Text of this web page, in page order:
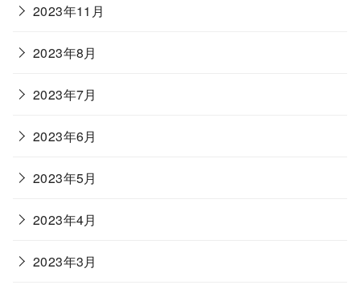
2023年11月
2023年8月
2023年7月
2023年6月
2023年5月
2023年4月
2023年3月